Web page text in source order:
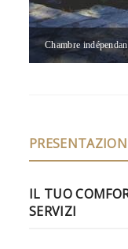
Chambre
IL TUO
SERVIZI